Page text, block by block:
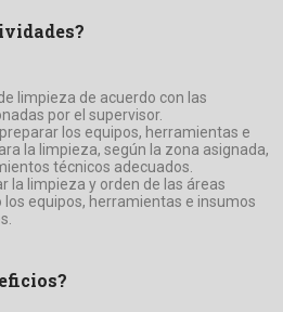
limpieza de acuerdo con las
por el supervisor.
los equipos, herramientas e
la limpieza, según la zona asignada,
técnicos adecuados.
la limpieza y orden de las áreas
equipos, herramientas e insumos